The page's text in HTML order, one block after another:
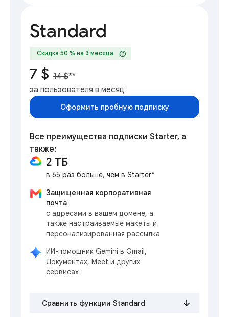
Standard
Скидка 50 % на 3 месяца help
7 $ 14 $**
за пользователя в месяц
Оформить пробную подписку
Все преимущества подписки Starter, а
также:
2 ТБ
в 65 раз больше, чем в Starter*
Защищенная корпоративная
почта
с адресами в вашем домене, а
также настраиваемые макеты и
персонализированная рассылка
ИИ-помощник Gemini в Gmail,
Документах, Meet и других
сервисах
Сравнить функции Standard